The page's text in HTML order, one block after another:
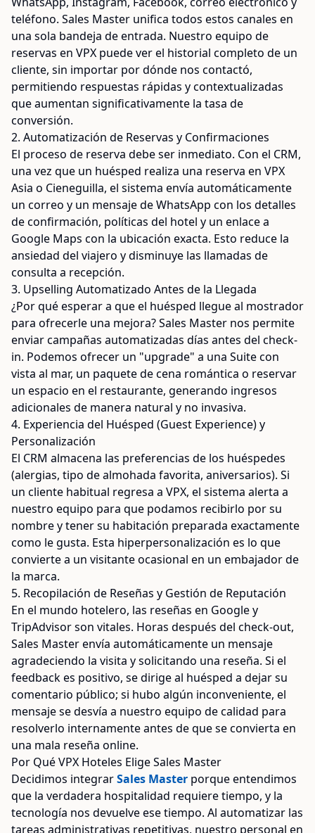
teléfono. Sales Master unifica todos estos canales en
una sola bandeja de entrada. Nuestro equipo de
reservas en VPX puede ver el historial completo de un
cliente, sin importar por dónde nos contactó,
permitiendo respuestas rápidas y contextualizadas
que aumentan significativamente la tasa de
conversión.
2. Automatización de Reservas y Confirmaciones
El proceso de reserva debe ser inmediato. Con el CRM,
una vez que un huésped realiza una reserva en VPX
Asia o Cieneguilla, el sistema envía automáticamente
un correo y un mensaje de WhatsApp con los detalles
de confirmación, políticas del hotel y un enlace a
Google Maps con la ubicación exacta. Esto reduce la
ansiedad del viajero y disminuye las llamadas de
consulta a recepción.
3. Upselling Automatizado Antes de la Llegada
¿Por qué esperar a que el huésped llegue al mostrador
para ofrecerle una mejora? Sales Master nos permite
enviar campañas automatizadas días antes del check-
in. Podemos ofrecer un "upgrade" a una Suite con
vista al mar, un paquete de cena romántica o reservar
un espacio en el restaurante, generando ingresos
adicionales de manera natural y no invasiva.
4. Experiencia del Huésped (Guest Experience) y
Personalización
El CRM almacena las preferencias de los huéspedes
(alergias, tipo de almohada favorita, aniversarios). Si
un cliente habitual regresa a VPX, el sistema alerta a
nuestro equipo para que podamos recibirlo por su
nombre y tener su habitación preparada exactamente
como le gusta. Esta hiperpersonalización es lo que
convierte a un visitante ocasional en un embajador de
la marca.
5. Recopilación de Reseñas y Gestión de Reputación
En el mundo hotelero, las reseñas en Google y
TripAdvisor son vitales. Horas después del check-out,
Sales Master envía automáticamente un mensaje
agradeciendo la visita y solicitando una reseña. Si el
feedback es positivo, se dirige al huésped a dejar su
comentario público; si hubo algún inconveniente, el
mensaje se desvía a nuestro equipo de calidad para
resolverlo internamente antes de que se convierta en
una mala reseña online.
Por Qué VPX Hoteles Elige Sales Master
Decidimos integrarSales Master porque entendimos
que la verdadera hospitalidad requiere tiempo, y la
tecnología nos devuelve ese tiempo. Al automatizar las
tareas administrativas repetitivas, nuestro personal en